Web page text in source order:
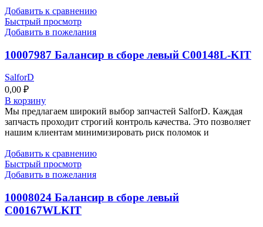
Добавить к сравнению
Быстрый просмотр
Добавить в пожелания
10007987 Балансир в сборе левый C00148L-KIT
SalforD
0,00 ₽
В корзину
Мы предлагаем широкий выбор запчастей SalforD. Каждая
запчасть проходит строгий контроль качества. Это позволяет
нашим клиентам минимизировать риск поломок и
Добавить к сравнению
Быстрый просмотр
Добавить в пожелания
10008024 Балансир в сборе левый
C00167WLKIT